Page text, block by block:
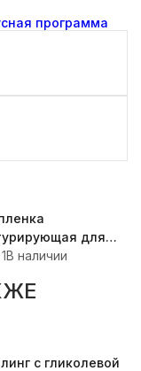
программа
для
Endocare
Peel Mask, 5 шт
1В наличии
с гликолевой